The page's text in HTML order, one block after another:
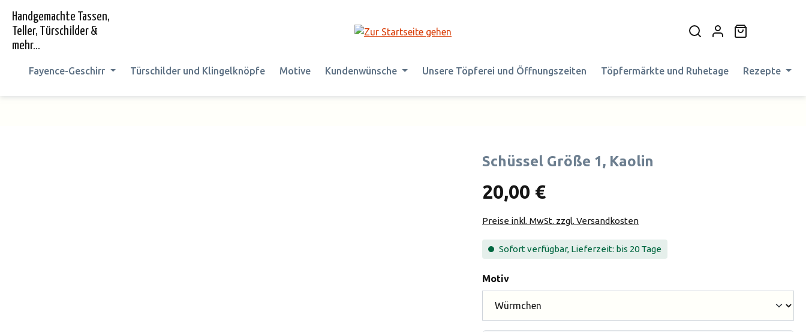
Zur Hauptnavigation springen
Handgemachte Tassen,
Teller, Türschilder &
mehr...
Fayence-Geschirr Türschilder und Klingelknöpfe Motive Kundenwünsche Unsere Töpferei und Öffnungszeiten Töpfermärkte und Ruhetage Rezepte
Schüssel Größe 1, Kaolin
20,00 €
Preise inkl. MwSt. zzgl. Versandkosten
Sofort verfügbar, Lieferzeit: bis 20 Tage
Motivauswählen